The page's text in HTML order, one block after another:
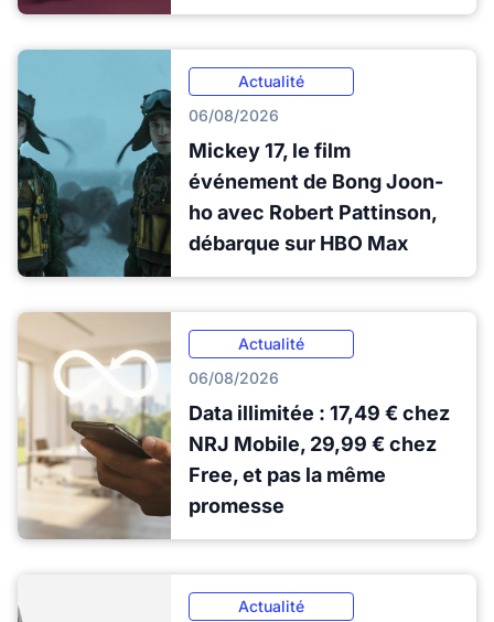
Actualité
06/08/2026
Mickey 17, le film
événement de Bong Joon-
ho avec Robert Pattinson,
débarque sur HBO Max
Actualité
06/08/2026
Data illimitée : 17,49 € chez
NRJ Mobile, 29,99 € chez
Free, et pas la même
promesse
Actualité